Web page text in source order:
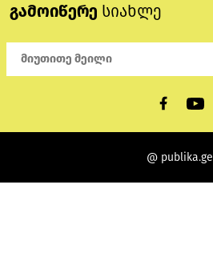
გამოიწერე სიახლე
@ publika.ge